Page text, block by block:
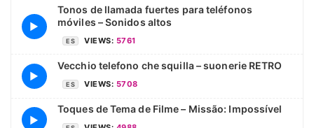
▶
Tonos de llamada fuertes para teléfonos
móviles – Sonidos altos
ES VIEWS: 5761
▶
Vecchio telefono che squilla – suonerie RETRO
ES VIEWS: 5708
▶
Toques de Tema de Filme – Missão: Impossível